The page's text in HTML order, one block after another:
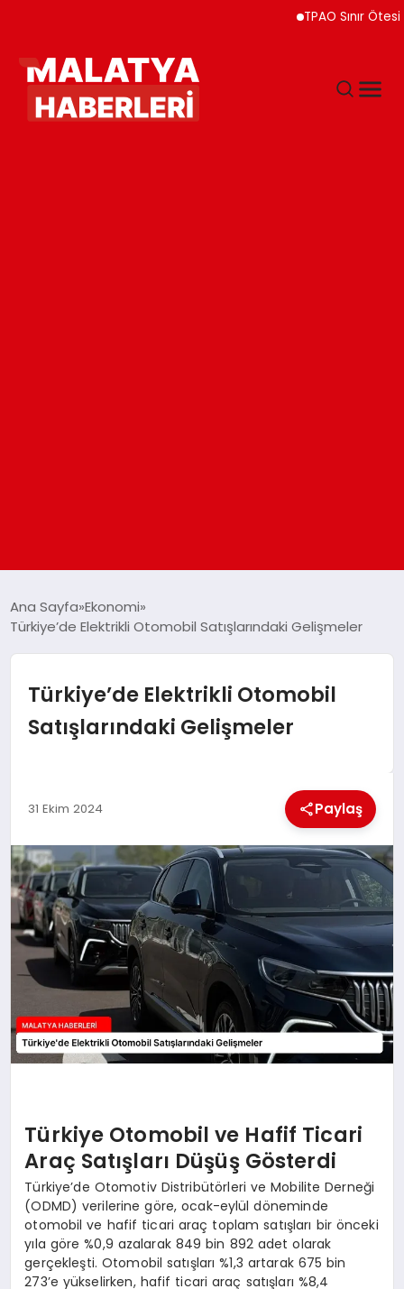
TPAO Sınır Ötesi
DÜNYA
EKONOMI
MAGAZIN
SAĞLIK
SIYASET
SPOR
Ana Sayfa Ekonomi
Türkiye’de Elektrikli Otomobil Satışlarındaki Gelişmeler
Türkiye’de Elektrikli Otomobil
Satışlarındaki Gelişmeler
31 Ekim 2024 Paylaş
Türkiye Otomobil ve Hafif Ticari
Araç Satışları Düşüş Gösterdi
Türkiye’de Otomotiv Distribütörleri ve Mobilite Derneği
(ODMD) verilerine göre, ocak-eylül döneminde
otomobil ve hafif ticari araç toplam satışları bir önceki
yıla göre %0,9 azalarak 849 bin 892 adet olarak
gerçekleşti. Otomobil satışları %1,3 artarak 675 bin
273’e yükselirken, hafif ticari araç satışları %8,4